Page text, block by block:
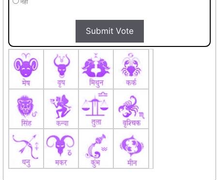
नहीं
Submit Vote